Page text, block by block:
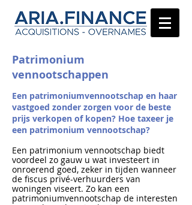
Patrimonium
vennootschappen
Een patrimoniumvennootschap en haar
vastgoed zonder zorgen voor de beste
prijs verkopen of kopen? Hoe taxeer je
een patrimonium vennootschap?
Een patrimonium vennootschap biedt
voordeel zo gauw u wat investeert in
onroerend goed, zeker in tijden wanneer
de fiscus privé-verhuurders van
woningen viseert. Zo kan een
patrimoniumvennootschap de interesten